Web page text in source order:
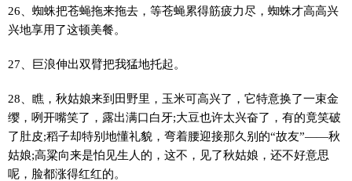
26、蜘蛛把苍蝇拖来拖去，等苍蝇累得筋疲力尽，蜘蛛才高高兴
兴地享用了这顿美餐。
27、巨浪伸出双臂把我猛地托起。
28、瞧，秋姑娘来到田野里，玉米可高兴了，它特意换了一束金
缨，咧开嘴笑了，露出满口白牙;大豆也许太兴奋了，有的竟笑破
了肚皮;稻子却特别地懂礼貌，弯着腰迎接那久别的“故友”——秋
姑娘;高粱向来是怕见生人的，这不，见了秋姑娘，还不好意思
呢，脸都涨得红红的。